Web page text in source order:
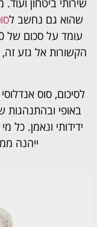
שירותי ביטחון
שהוא גם נחשב ל
לסיכום,סוס
באופי ובהתנהגות
ידידותי ונאמן. כל
ייהנה